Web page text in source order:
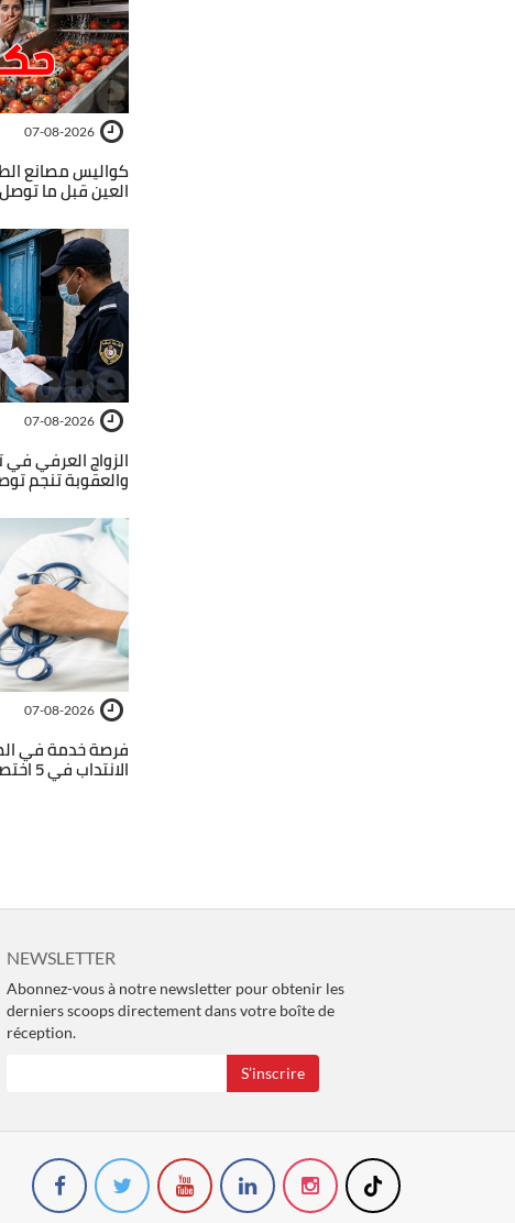
07-08-2026
كواليس مصانع
العين قبل ما
07-08-2026
الزواج العرفي
والعقوبة تنجم
07-08-2026
فرصة خدمة في
الانتداب في 5 اختصاصات
NEWSLETTER
Abonnez-vous à notre newsletter pour obtenir les
derniers scoops directement dans votre boîte de
réception.
S’inscrire